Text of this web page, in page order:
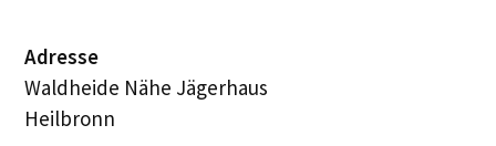
Adresse
Waldheide Nähe Jägerhaus
Heilbronn